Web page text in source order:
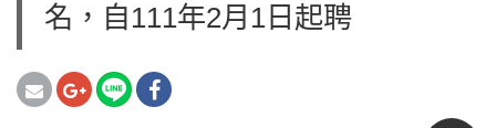
名，自111年2月1日起聘